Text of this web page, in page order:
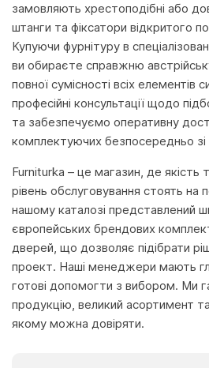
замовляють хрестоподібні або
штанги та фіксатори відкритого
Купуючи фурнітуру в
ви обираєте справжню
повної сумісності всіх
професійні консультації щодо
та забезпечуємо оперативну
комплектуючих безпосередньо зі
Furniturka – це магазин, де якість
рівень обслуговування стоять на
нашому каталозі представлений
європейських брендових
дверей, що дозволяє підібрати
проект. Наші менеджери мають
готові допомогти з вибором. Ми
продукцію, великий асортимент
якому можна довіряти.